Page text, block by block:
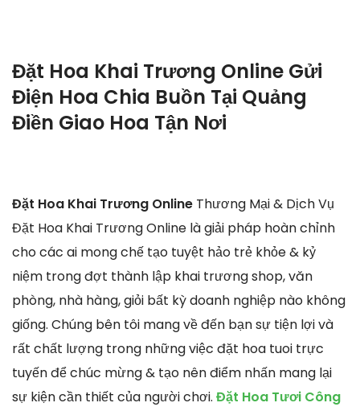
Đặt Hoa Khai Trương Online Gửi
Điện Hoa Chia Buồn Tại Quảng
Điền Giao Hoa Tận Nơi
Đặt Hoa Khai Trương Online Thương Mại & Dịch Vụ
Đặt Hoa Khai Trương Online là giải pháp hoàn chỉnh
cho các ai mong chế tạo tuyệt hảo trẻ khỏe & kỷ
niệm trong đợt thành lập khai trương shop, văn
phòng, nhà hàng, giỏi bất kỳ doanh nghiệp nào không
giống. Chúng bên tôi mang về đến bạn sự tiện lợi và
rất chất lượng trong những việc đặt hoa tuoi trực
tuyến để chúc mừng & tạo nên điểm nhấn mang lại
sự kiện cần thiết của người chơi. Đặt Hoa Tươi Công